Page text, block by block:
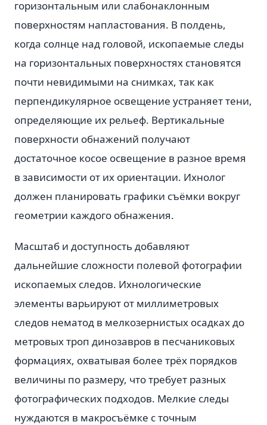
горизонтальным или слабонаклонным
поверхностям напластования. В полдень,
когда солнце над головой, ископаемые следы
на горизонтальных поверхностях становятся
почти невидимыми на снимках, так как
перпендикулярное освещение устраняет тени,
определяющие их рельеф. Вертикальные
поверхности обнажений получают
достаточное косое освещение в разное время
в зависимости от их ориентации. Ихнолог
должен планировать графики съёмки вокруг
геометрии каждого обнажения.
Масштаб и доступность добавляют
дальнейшие сложности полевой фотографии
ископаемых следов. Ихнологические
элементы варьируют от миллиметровых
следов нематод в мелкозернистых осадках до
метровых троп динозавров в песчаниковых
формациях, охватывая более трёх порядков
величины по размеру, что требует разных
фотографических подходов. Мелкие следы
нуждаются в макросъёмке с точным